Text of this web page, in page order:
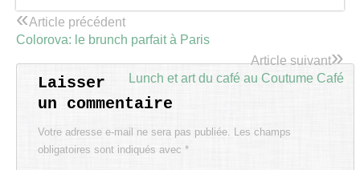
«Article précédent
Colorova: le brunch parfait à Paris
Article suivant»
Lunch et art du café au Coutume Café
Laisser
un commentaire
Votre adresse e-mail ne sera pas publiée. Les champs
obligatoires sont indiqués avec *